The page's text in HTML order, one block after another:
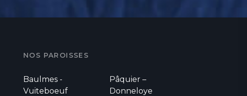
NOS PAROISSES
Baulmes -
Vuiteboeuf
Pâquier –
Donneloye